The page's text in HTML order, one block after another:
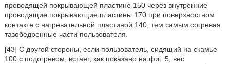
проводящей покрывающей пластине 150 через внутренние
проводящие покрывающие пластины 170 при поверхностном
контакте с нагревательной пластиной 140, тем самым согревая
тазобедренные части пользователя.
[43] С другой стороны, если пользователь, сидящий на скамье
100 с подогревом, встает, как показано на фиг. 5, вес